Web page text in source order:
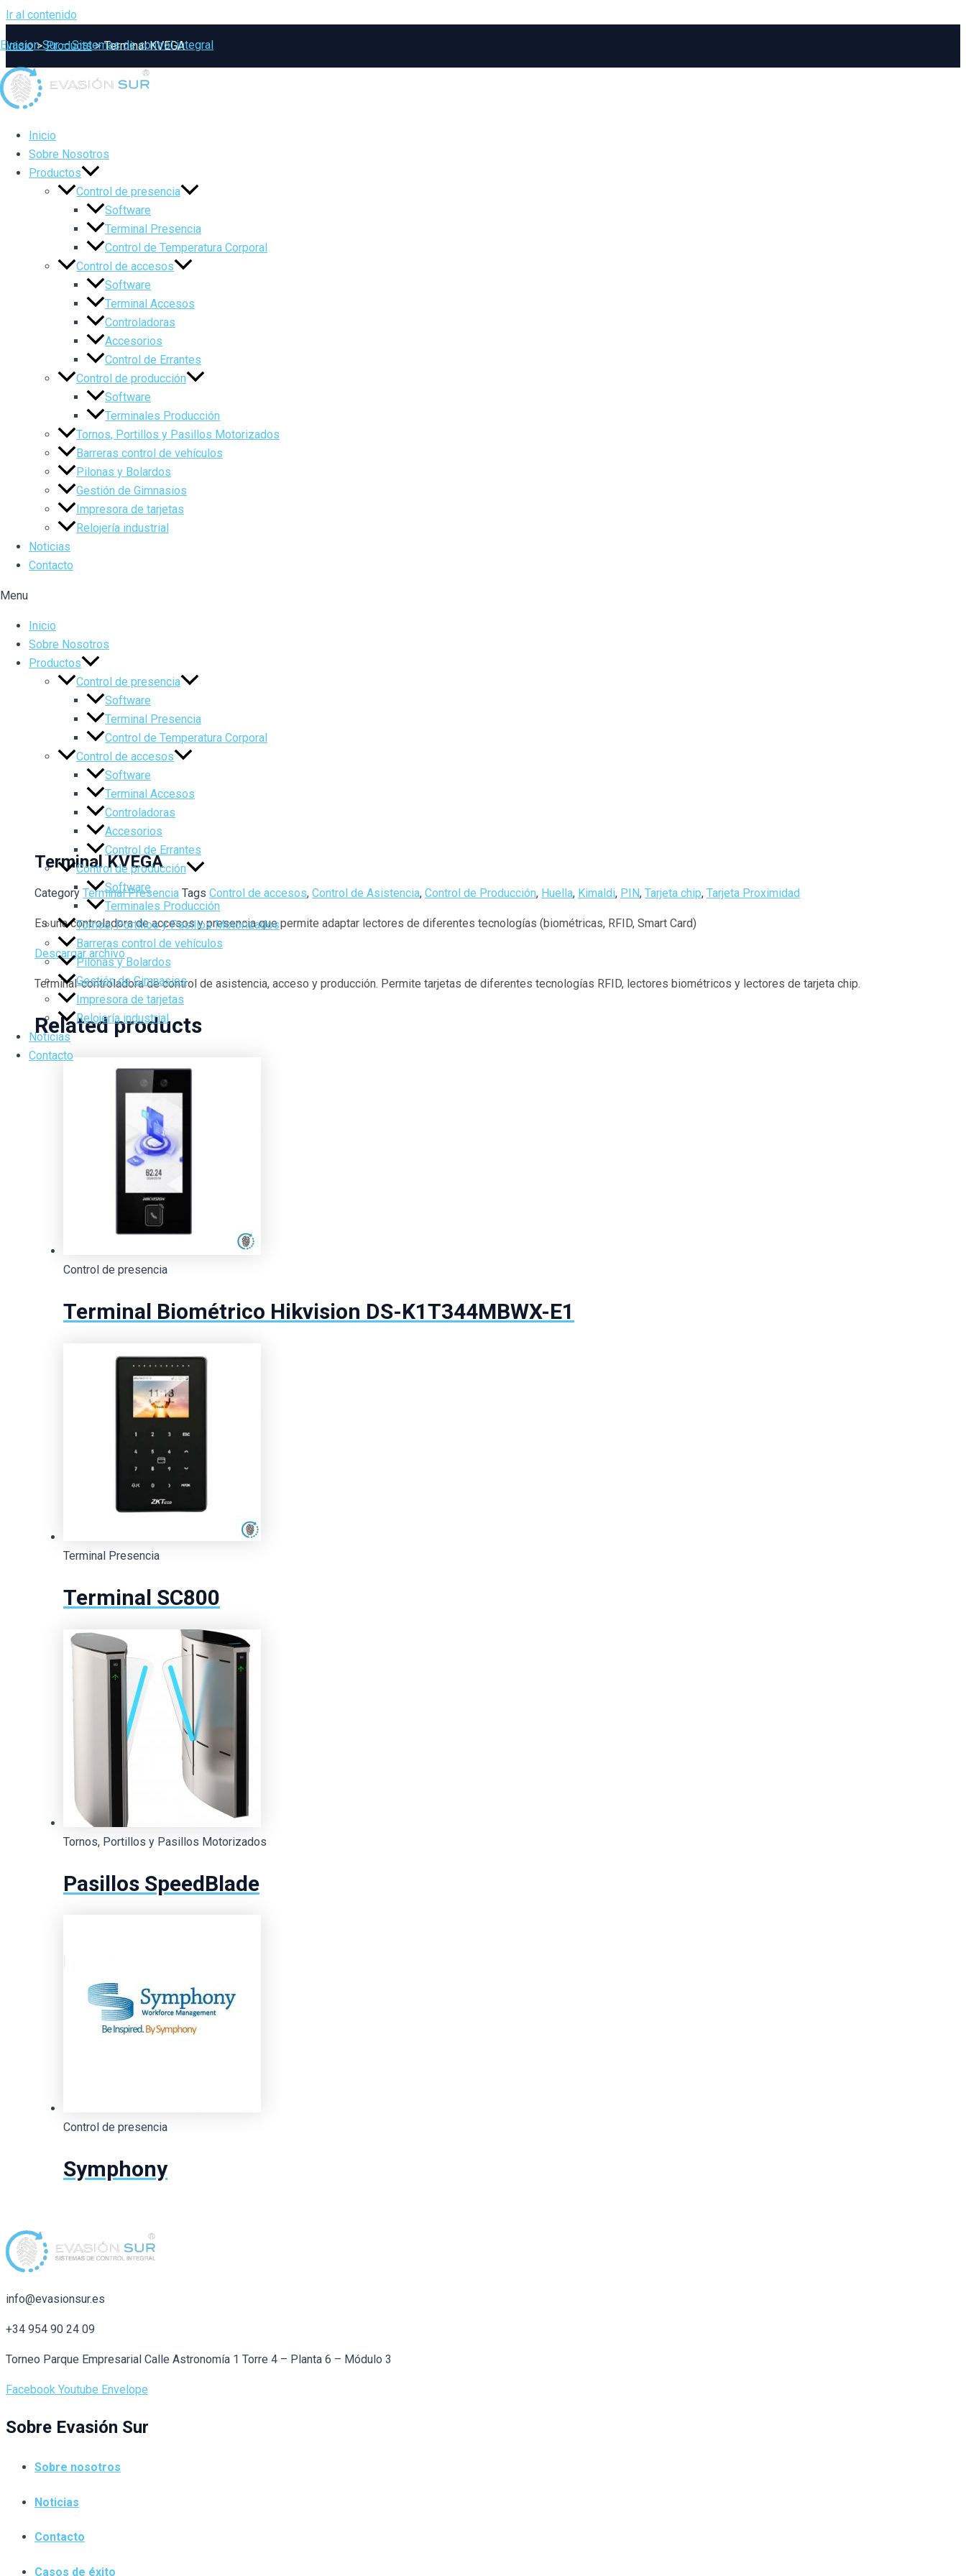
Ir al contenido
Evasion Sur – Sistemas de control integral
Inicio
Sobre Nosotros
Productos
Control de presencia
Software
Terminal Presencia
Control de Temperatura Corporal
Control de accesos
Software
Terminal Accesos
Controladoras
Accesorios
Control de Errantes
Control de producción
Software
Terminales Producción
Tornos, Portillos y Pasillos Motorizados
Barreras control de vehículos
Pilonas y Bolardos
Gestión de Gimnasios
Impresora de tarjetas
Relojería industrial
Noticias
Contacto
Menu
Inicio
Sobre Nosotros
Productos
Control de presencia
Software
Terminal Presencia
Control de Temperatura Corporal
Control de accesos
Software
Terminal Accesos
Controladoras
Accesorios
Control de Errantes
Control de producción
Software
Terminales Producción
Tornos, Portillos y Pasillos Motorizados
Barreras control de vehículos
Pilonas y Bolardos
Gestión de Gimnasios
Impresora de tarjetas
Relojería industrial
Noticias
Contacto
Inicio Products Terminal KVEGA
Terminal KVEGA
Category Terminal Presencia Tags Control de accesos, Control de Asistencia, Control de Producción, Huella, Kimaldi, PIN, Tarjeta chip, Tarjeta Proximidad
Es una controladora de accesos y presencia que permite adaptar lectores de diferentes tecnologías (biométricas, RFID, Smart Card)
Descargar archivo
Terminal-controladora de control de asistencia, acceso y producción. Permite tarjetas de diferentes tecnologías RFID, lectores biométricos y lectores de tarjeta chip.
Related products
Control de presencia
Terminal Biométrico Hikvision DS-K1T344MBWX-E1
Terminal Presencia
Terminal SC800
Tornos, Portillos y Pasillos Motorizados
Pasillos SpeedBlade
Control de presencia
Symphony
info@evasionsur.es
+34 954 90 24 09
Torneo Parque Empresarial Calle Astronomía 1 Torre 4 – Planta 6 – Módulo 3
Facebook Youtube Envelope
Sobre Evasión Sur
Sobre nosotros
Noticias
Contacto
Casos de éxito